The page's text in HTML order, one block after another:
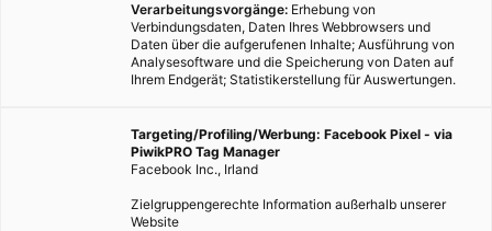
Verarbeitungsvorgänge: Erhebung von
Verbindungsdaten, Daten Ihres Webbrowsers und
Daten über die aufgerufenen Inhalte; Ausführung von
Analysesoftware und die Speicherung von Daten auf
Ihrem Endgerät; Statistikerstellung für Auswertungen.
Targeting/Profiling/Werbung: Facebook Pixel - via
PiwikPRO Tag Manager
Facebook Inc., Irland
Zielgruppengerechte Information außerhalb unserer
Website